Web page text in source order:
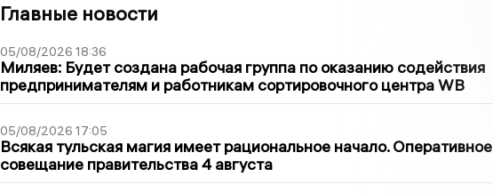
Главные новости
05/08/2026 18:36
Миляев: Будет создана рабочая группа по оказанию содействия
предпринимателям и работникам сортировочного центра WB
05/08/2026 17:05
Всякая тульская магия имеет рациональное начало. Оперативное
совещание правительства 4 августа